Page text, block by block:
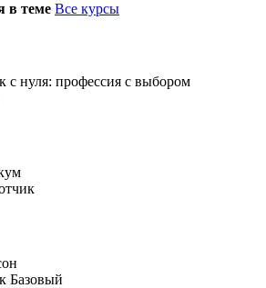
в теме Все курсы
с нуля: профессия с выбором
Базовый